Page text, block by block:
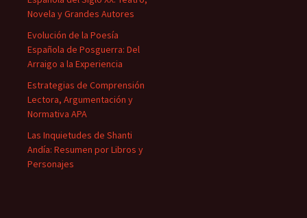
Novela y Grandes Autores
Evolución de la Poesía
Española de Posguerra: Del
Arraigo a la Experiencia
Estrategias de Comprensión
Lectora, Argumentación y
Normativa APA
Las Inquietudes de Shanti
Andía: Resumen por Libros y
Personajes